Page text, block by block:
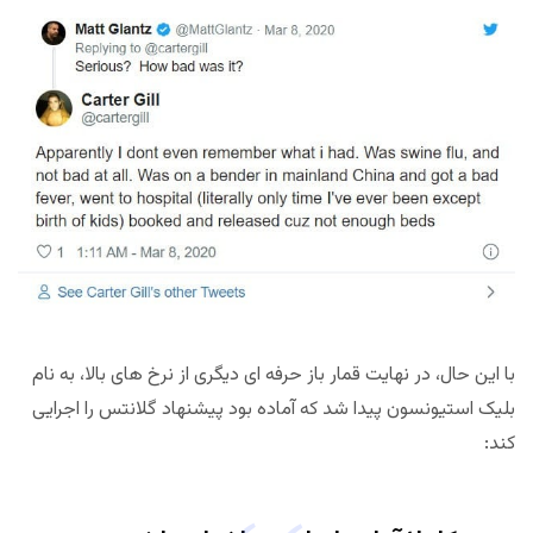
با این حال، در نهایت قمار باز حرفه ای دیگری از نرخ های بالا، به نام
بلیک استیونسون پیدا شد که آماده بود پیشنهاد گلانتس را اجرایی
کند: